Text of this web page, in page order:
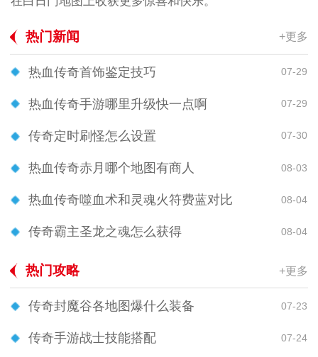
热门新闻 +更多
热血传奇首饰鉴定技巧 07-29
热血传奇手游哪里升级快一点啊 07-29
传奇定时刷怪怎么设置 07-30
热血传奇赤月哪个地图有商人 08-03
热血传奇噬血术和灵魂火符费蓝对比 08-04
传奇霸主圣龙之魂怎么获得 08-04
热门攻略 +更多
传奇封魔谷各地图爆什么装备 07-23
传奇手游战士技能搭配 07-24